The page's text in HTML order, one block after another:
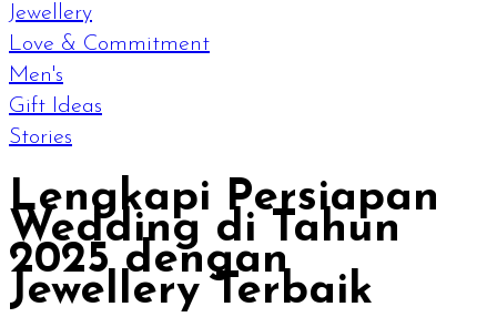
Jewellery
Love & Commitment
Men's
Gift Ideas
Stories
Lengkapi Persiapan
Wedding di Tahun
2025 dengan
Jewellery Terbaik